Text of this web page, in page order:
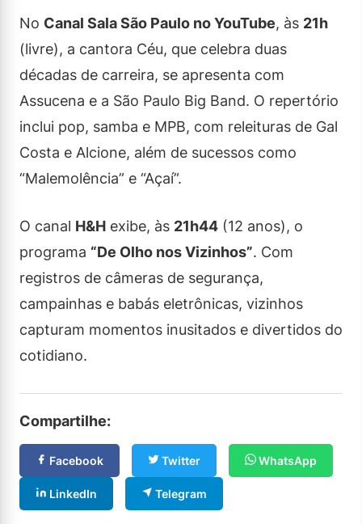
No Canal Sala São Paulo no YouTube, às 21h
(livre), a cantora Céu, que celebra duas
décadas de carreira, se apresenta com
Assucena e a São Paulo Big Band. O repertório
inclui pop, samba e MPB, com releituras de Gal
Costa e Alcione, além de sucessos como
“Malemolência” e “Açaí”.
O canal H&H exibe, às 21h44 (12 anos), o
programa “De Olho nos Vizinhos”. Com
registros de câmeras de segurança,
campainhas e babás eletrônicas, vizinhos
capturam momentos inusitados e divertidos do
cotidiano.
Compartilhe:
Facebook Twitter WhatsApp
LinkedIn Telegram